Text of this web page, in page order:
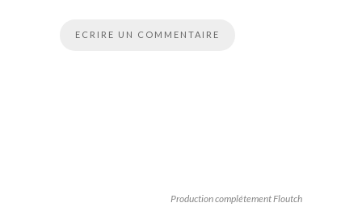
Production complétement Floutch